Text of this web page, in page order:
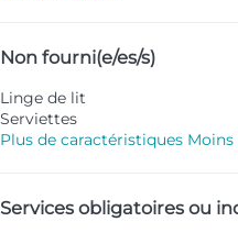
Non fourni(e/es/s)
Linge de lit
Serviettes
Plus de caractéristiques
Services obligatoires ou